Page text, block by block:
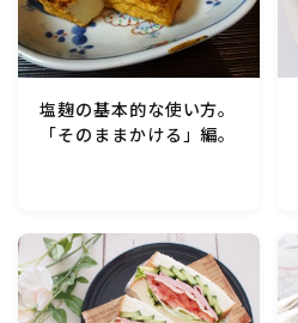
塩麹の基本的な使い方。
「そのままかける」編。